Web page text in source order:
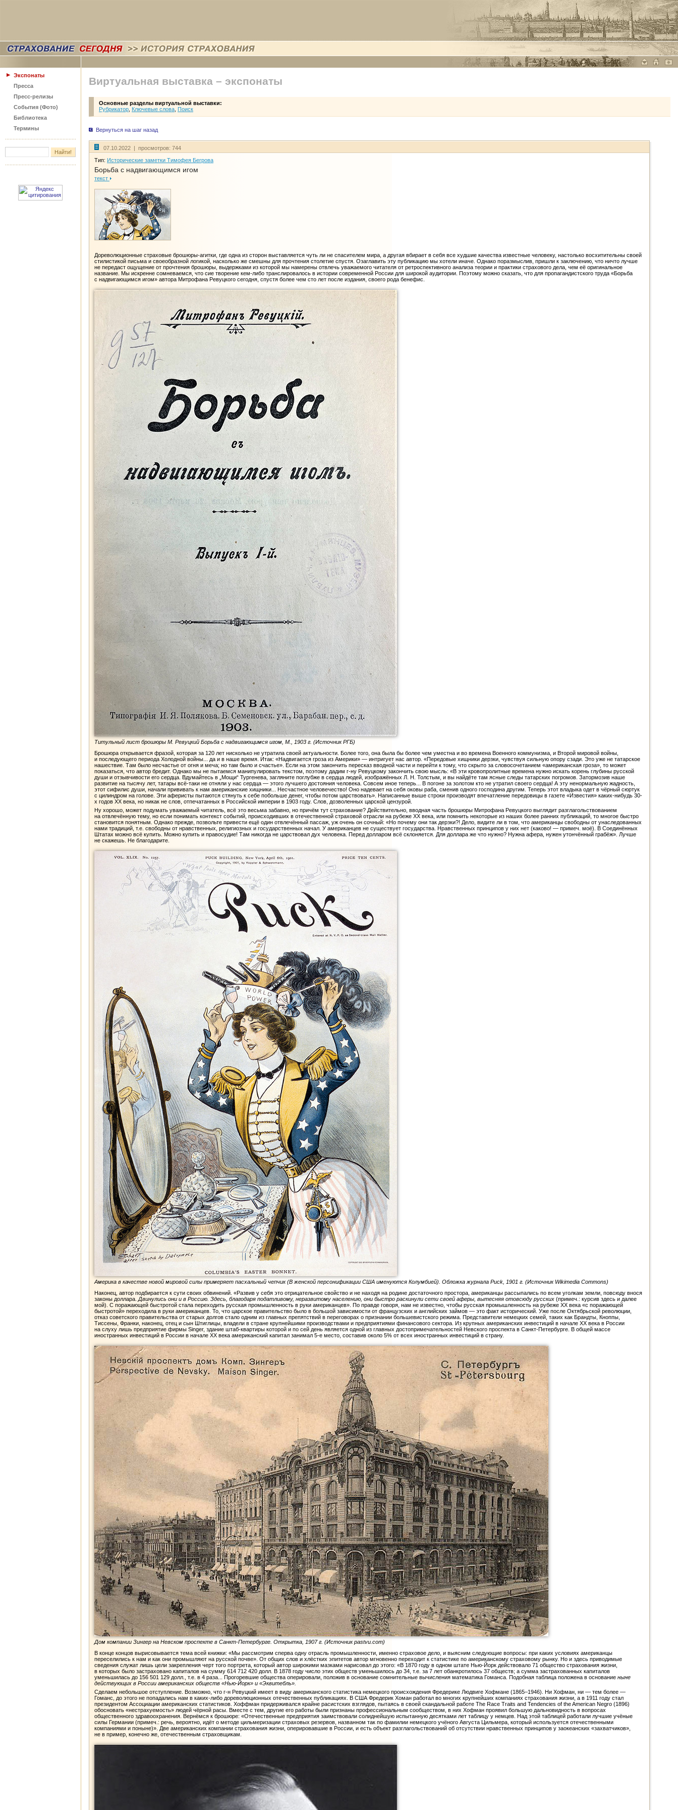
Экспонаты
Пресса
Пресс-релизы
События (Фото)
Библиотека
Термины
Виртуальная выставка – экспонаты
Основные разделы виртуальной выставки:
Рубрикатор Ключевые слова Поиск
Вернуться на шаг назад
07.10.2022 | просмотров: 744
Тип: Исторические заметки Тимофея Бегрова
Борьба с надвигающимся игом
текст
Дореволюционные страховые брошюры-агитки, где одна из сторон выставляется чуть ли не спасителем мира, а другая вбирает в себя все худшие качества известные человеку, настолько восхитительны своей
стилистикой письма и своеобразной логикой, насколько же смешны для прочтения столетие спустя. Озаглавить эту публикацию мы хотели иначе. Однако поразмыслив, пришли к заключению, что ничто лучше
не передаст ощущение от прочтения брошюры, выдержками из которой мы намерены отвлечь уважаемого читателя от ретроспективного анализа теории и практики страхового дела, чем её оригинальное
название. Мы искренне сомневаемся, что сие творение кем-либо транслировалось в истории современной России для широкой аудитории. Поэтому можно сказать, что для пропагандистского труда «Борьба
с надвигающимся игом» автора Митрофана Ревуцкого сегодня, спустя более чем сто лет после издания, своего рода бенефис.
Титульный лист брошюры М. Ревуцкий Борьба с надвигающимся игом, М., 1903 г. (Источник РГБ)
Брошюра открывается фразой, которая за 120 лет нисколько не утратила своей актуальности. Более того, она была бы более чем уместна и во времена Военного коммунизма, и Второй мировой войны,
и последующего периода Холодной войны... да и в наше время. Итак: «Надвигается гроза из Америки» — интригует нас автор. «Передовые хищники дерзки, чувствуя сильную опору сзади. Это уже не татарское
нашествие. Там было несчастье от огня и меча; но там было и счастье». Если на этом закончить пересказ вводной части и перейти к тому, что скрыто за словосочетанием «американская гроза», то может
показаться, что автор бредит. Однако мы не пытаемся манипулировать текстом, поэтому дадим г-ну Ревуцкому закончить свою мысль: «В эти кровопролитные времена нужно искать корень глубины русской
души и отзывчивости его сердца. Вдумайтесь в „Мощи“ Тургенева, загляните поглубже в сердца людей, изображённых Л. Н. Толстым, и вы найдёте там ясные следы татарских погромов. Затормозив наше
развитие на тысячу лет, татары всё-таки не отняли у нас сердца — этого лучшего достояния человека. Совсем иное теперь... В погоне за золотом кто не утратил своего сердца! А эту ненормальную жадность,
этот сифилис души, начали прививать к нам американские хищники... Несчастное человечество! Оно надевает на себя оковы раба, сменив одного господина другим. Теперь этот владыка одет в чёрный сюртук
с цилиндром на голове. Эти аферисты пытаются стянуть к себе побольше денег, чтобы потом царствовать». Написанные выше строки производят впечатление передовицы в газете «Известия» каких-нибудь 30-
х годов XX века, но никак не слов, отпечатанных в Российской империи в 1903 году. Слов, дозволенных царской цензурой.
Ну хорошо, может подумать уважаемый читатель, всё это весьма забавно, но причём тут страхование? Действительно, вводная часть брошюры Митрофана Ревуцкого выглядит разглагольствованием
на отвлечённую тему, но если понимать контекст событий, происходивших в отечественной страховой отрасли на рубеже XX века, или помнить некоторые из наших более ранних публикаций, то многое быстро
становится понятным. Однако прежде, позвольте привести ещё один отвлечённый пассаж, уж очень он сочный: «Но почему они так дерзки?! Дело, видите ли в том, что американцы свободны от унаследованных
нами традиций, т.е. свободны от нравственных, религиозных и государственных начал. У американцев не существует государства. Нравственных принципов у них нет (каково! — примеч. моё). В Соединённых
Штатах можно всё купить. Можно купить и правосудие! Там никогда не царствовал дух человека. Перед долларом всё склоняется. Для доллара же что нужно? Нужна афера, нужен утончённый грабёж». Лучше
не скажешь. Не благодарите.
Америка в качестве новой мировой силы примеряет пасхальный чепчик (В женской персонификации США именуются Колумбией). Обложка журнала Puck, 1901 г. (Источник Wikimedia Commons)
Наконец, автор подбирается к сути своих обвинений. «Развив у себя это отрицательное свойство и не находя на родине достаточного простора, американцы рассыпались по всем уголкам земли, повсюду внося
законы доллара. Двинулись они и в Россию. Здесь, благодаря податливому, неразвитому населению, они быстро раскинули сети своей аферы, вытесняя отовсюду русских (примеч.: курсив здесь и далее
мой). С поражающей быстротой стала переходить русская промышленность в руки американцев». По правде говоря, нам не известно, чтобы русская промышленность на рубеже XX века «с поражающей
быстротой» переходила в руки американцев. То, что царское правительство было в большой зависимости от французских и английских займов — это факт исторический. Уже после Октябрьской революции,
отказ советского правительства от старых долгов стало одним из главных препятствий в переговорах о признании большевистского режима. Представители немецких семей, таких как Брандты, Кноппы,
Тиссены, Франки, наконец, отец и сын Штиглицы, владели в стране крупнейшими производствами и предприятиями финансового сектора. Из крупных американских инвестиций в начале XX века в России
на слуху лишь предприятие фирмы Singer, здание штаб-квартиры которой и по сей день является одной из главных достопримечательностей Невского проспекта в Санкт-Петербурге. В общей массе
иностранных инвестиций в России в начале XX века американский капитал занимал 5-е место, составив около 5% от всех иностранных инвестиций в страну.
Дом компании Зингер на Невском проспекте в Санкт-Петербурге. Открытка, 1907 г. (Источник pastvu.com)
В конце концов вырисовывается тема всей книжки: «Мы рассмотрим сперва одну отрасль промышленности, именно страховое дело, и выясним следующие вопросы: при каких условиях американцы
переселились к нам и как они промышляют на русской почве». От общих слов и хлёстких эпитетов автор мгновенно переходит к статистике по американскому страховому рынку. Но и здесь приводимые
сведения служат лишь цели закрепления черт того портрета, который автор широкими мазками нарисовал до этого: «В 1870 году в одном штате Нью-Йорк действовало 71 общество страхования жизни,
в которых было застраховано капиталов на сумму 614 712 420 долл. В 1878 году число этих обществ уменьшилось до 34, т.е. за 7 лет обанкротилось 37 обществ; а сумма застрахованных капиталов
уменьшилась до 156 501 129 долл., т.е. в 4 раза... Прогоревшие общества оперировали, положив в основание сомнительные вычисления математика Гоманса. Подобная таблица положена в основание ныне
действующих в России американских обществ «Нью-Йорк» и «Эквитебль».
Сделаем небольшое отступление. Возможно, что г-н Ревуцкий имеет в виду американского статистика немецкого происхождения Фредерике Людвиге Хофмане (1865–1946). Ни Хофман, ни — тем более —
Гоманс, до этого не попадались нам в каких-либо дореволюционных отечественных публикациях. В США Фредерик Хоман работал во многих крупнейших компаниях страхования жизни, а в 1911 году стал
президентом Ассоциации американских статистиков. Хоффман придерживался крайне расистских взглядов, пытаясь в своей скандальной работе The Race Traits and Tendencies of the American Negro (1896)
обосновать «нестрахуемость» людей чёрной расы. Вместе с тем, другие его работы были признаны профессиональным сообществом, в них Хофман проявил большую дальновидность в вопросах
общественного здравоохранения. Вернёмся к брошюре: «Отечественные предприятия заимствовали солиднейшую испытанную десятками лет таблицу у немцев. Над этой таблицей работали лучшие учёные
силы Германии (примеч.: речь, вероятно, идёт о методе цильмеризации страховых резервов, названном так по фамилии немецкого учёного Августа Цильмера, который используется отечественными
компаниями и поныне)». Две американских компании страхования жизни, оперировавшие в России, и есть объект разглагольствований об отсутствии нравственных принципов у заокеанских «захватчиков»,
не в пример, конечно же, отечественным страховщикам.